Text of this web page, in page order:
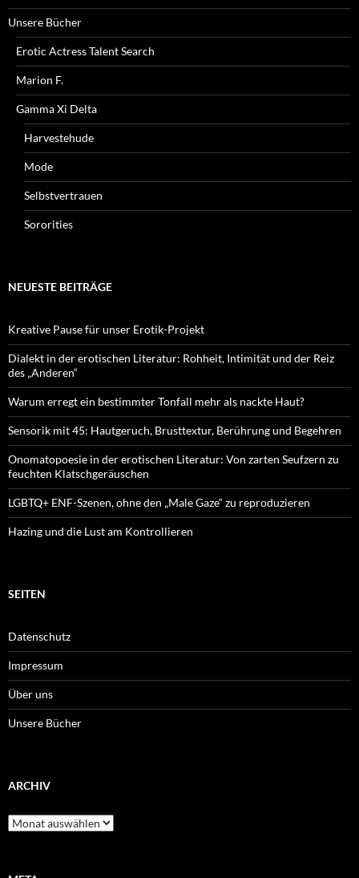
Unsere Bücher
Erotic Actress Talent Search
Marion F.
Gamma Xi Delta
Harvestehude
Mode
Selbstvertrauen
Sororities
NEUESTE BEITRÄGE
Kreative Pause für unser Erotik-Projekt
Dialekt in der erotischen Literatur: Rohheit, Intimität und der Reiz
des „Anderen“
Warum erregt ein bestimmter Tonfall mehr als nackte Haut?
Sensorik mit 45: Hautgeruch, Brusttextur, Berührung und Begehren
Onomatopoesie in der erotischen Literatur: Von zarten Seufzern zu
feuchten Klatschgeräuschen
LGBTQ+ ENF-Szenen, ohne den „Male Gaze“ zu reproduzieren
Hazing und die Lust am Kontrollieren
SEITEN
Datenschutz
Impressum
Über uns
Unsere Bücher
ARCHIV
Archiv